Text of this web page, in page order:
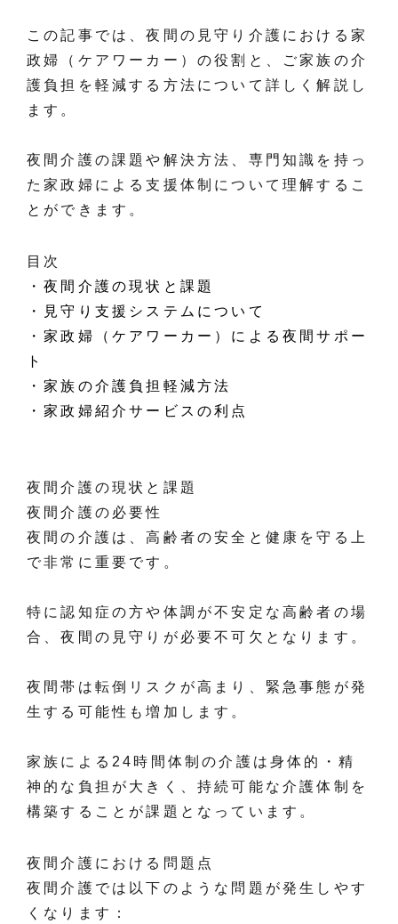
この記事では、夜間の見守り介護における家
政婦（ケアワーカー）の役割と、ご家族の介
護負担を軽減する方法について詳しく解説し
ます。
夜間介護の課題や解決方法、専門知識を持っ
た家政婦による支援体制について理解するこ
とができます。
目次
・夜間介護の現状と課題
・見守り支援システムについて
・家政婦（ケアワーカー）による夜間サポー
ト
・家族の介護負担軽減方法
・家政婦紹介サービスの利点
夜間介護の現状と課題
夜間介護の必要性
夜間の介護は、高齢者の安全と健康を守る上
で非常に重要です。
特に認知症の方や体調が不安定な高齢者の場
合、夜間の見守りが必要不可欠となります。
夜間帯は転倒リスクが高まり、緊急事態が発
生する可能性も増加します。
家族による24時間体制の介護は身体的・精
神的な負担が大きく、持続可能な介護体制を
構築することが課題となっています。
夜間介護における問題点
夜間介護では以下のような問題が発生しやす
くなります：